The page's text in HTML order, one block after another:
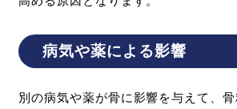
病気や薬による影響
別の病気や薬が骨に影響を与えて、